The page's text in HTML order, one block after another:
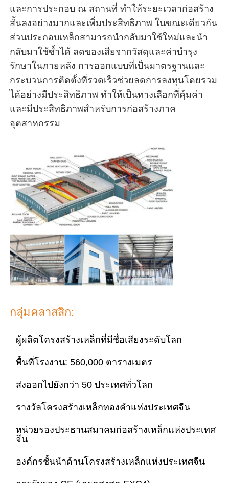
วิดีโอ
เกี่ยวกับเรา
ควบคุมคุณภาพ
ข่าว
ทุกกรณี
ขออ้าง
อาคารโครงสร้างเหล็ก
การประชุมเชิงปฏิบัติการโครงสร้างเหล็ก
โกดังโครงสร้างเหล็ก
โรงโครงสร้างเหล็ก
โครงสร้างเหล็กหนา
สะพานโครงสร้างเหล็ก
และการประกอบ ณ สถานที่ ทำให้ระยะเวลาก่อสร้าง
สั้นลงอย่างมากและเพิ่มประสิทธิภาพ ในขณะเดียวกัน
ส่วนประกอบเหล็กสามารถนำกลับมาใช้ใหม่และนำ
กลับมาใช้ซ้ำได้ ลดของเสียจากวัสดุและค่าบำรุง
รักษาในภายหลัง การออกแบบที่เป็นมาตรฐานและ
กระบวนการติดตั้งที่รวดเร็วช่วยลดการลงทุนโดยรวม
ได้อย่างมีประสิทธิภาพ ทำให้เป็นทางเลือกที่คุ้มค่า
และมีประสิทธิภาพสำหรับการก่อสร้างภาค
อุตสาหกรรม
กลุ่มคลาสสิก:
ผู้ผลิตโครงสร้างเหล็กที่มีชื่อเสียงระดับโลก
พื้นที่โรงงาน: 560,000 ตารางเมตร
ส่งออกไปยังกว่า 50 ประเทศทั่วโลก
รางวัลโครงสร้างเหล็กทองคำแห่งประเทศจีน
หน่วยรองประธานสมาคมก่อสร้างเหล็กแห่งประเทศ
จีน
องค์กรชั้นนำด้านโครงสร้างเหล็กแห่งประเทศจีน